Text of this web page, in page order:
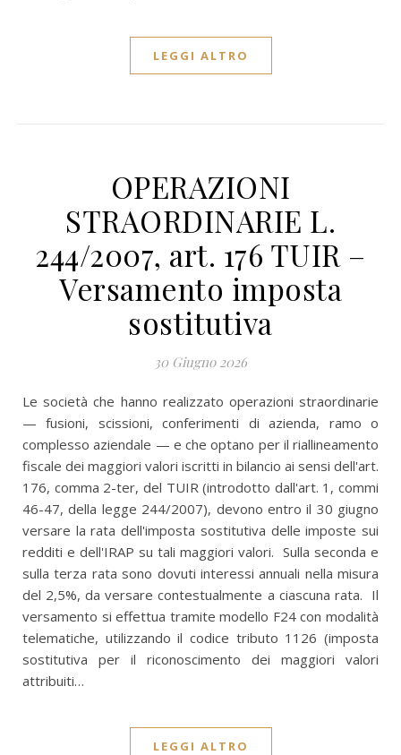
LEGGI ALTRO
OPERAZIONI
STRAORDINARIE L.
244/2007, art. 176 TUIR –
Versamento imposta
sostitutiva
30 Giugno 2026
Le società che hanno realizzato operazioni straordinarie
— fusioni, scissioni, conferimenti di azienda, ramo o
complesso aziendale — e che optano per il riallineamento
fiscale dei maggiori valori iscritti in bilancio ai sensi dell'art.
176, comma 2-ter, del TUIR (introdotto dall'art. 1, commi
46-47, della legge 244/2007), devono entro il 30 giugno
versare la rata dell'imposta sostitutiva delle imposte sui
redditi e dell'IRAP su tali maggiori valori. Sulla seconda e
sulla terza rata sono dovuti interessi annuali nella misura
del 2,5%, da versare contestualmente a ciascuna rata. Il
versamento si effettua tramite modello F24 con modalità
telematiche, utilizzando il codice tributo 1126 (imposta
sostitutiva per il riconoscimento dei maggiori valori
attribuiti…
LEGGI ALTRO